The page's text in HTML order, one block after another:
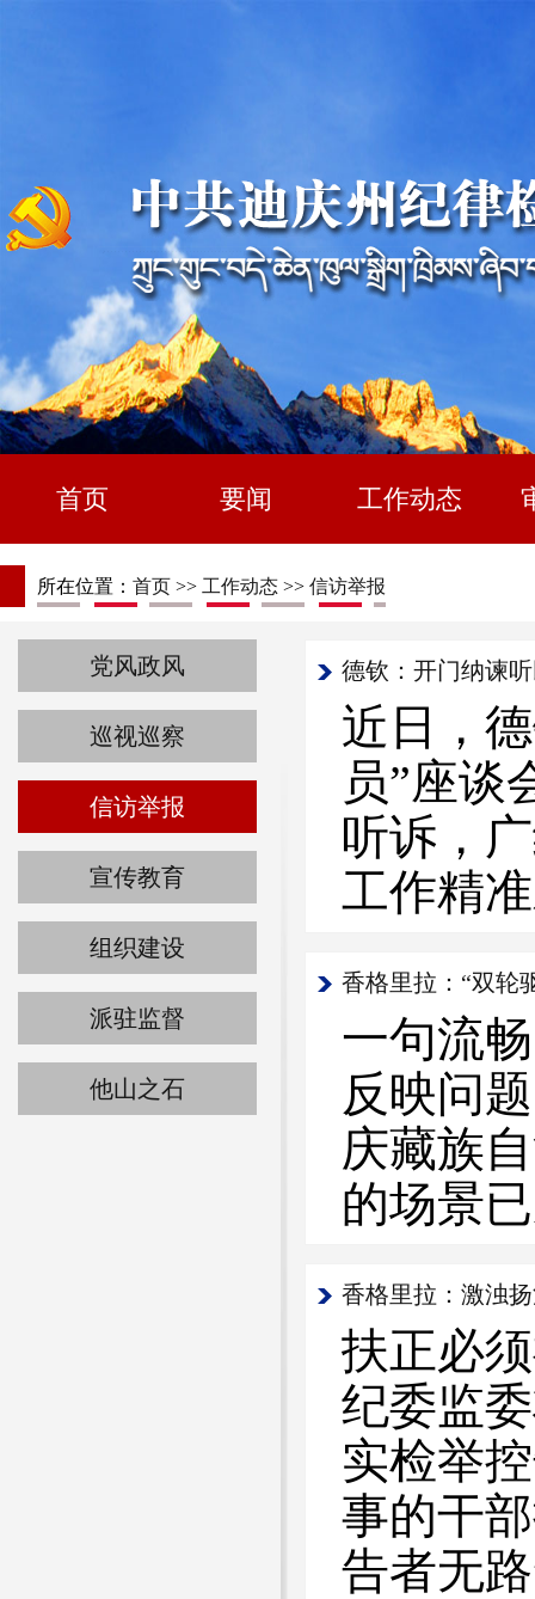
首页 要闻 工作动态
所在位置： 首页 >> 工作动态 >> 信访举报
党风政风
巡视巡察
信访举报
宣传教育
组织建设
派驻监督
他山之石
德钦：开门纳谏
近日，
员”座谈
听诉，
工作精
香格里拉：“双轮
一句流
反映问
庆藏族
的场景
香格里拉：激浊
扶正必
纪委监
实检举
事的干
告者无